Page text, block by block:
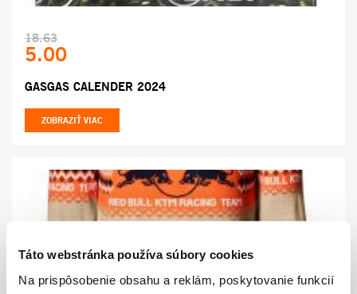
Táto webstránka používa súbory cookies
Na prispôsobenie obsahu a reklám, poskytovanie funkcií
18.63
5.00
GASGAS CALENDER 2024
ZOBRAZIŤ VIAC